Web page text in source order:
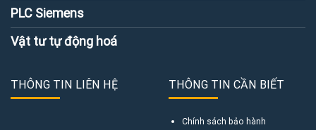
PLC Siemens
Vật tư tự động hoá
THÔNG TIN LIÊN HỆ THÔNG TIN CẦN BIẾT
Chính sách bảo hành